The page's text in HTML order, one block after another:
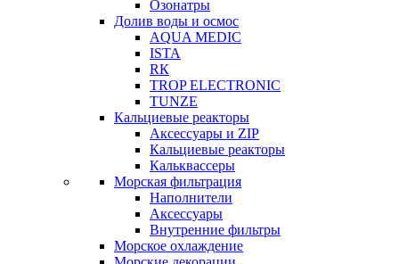
Озонатры
Долив воды и осмос
AQUA MEDIC
ISTA
RК
TROP ELECTRONIC
TUNZE
Кальциевые реакторы
Аксессуары и ZIP
Кальциевые реакторы
Кальквассеры
Морская фильтрация
Наполнители
Аксессуары
Внутренние фильтры
Морское охлаждение